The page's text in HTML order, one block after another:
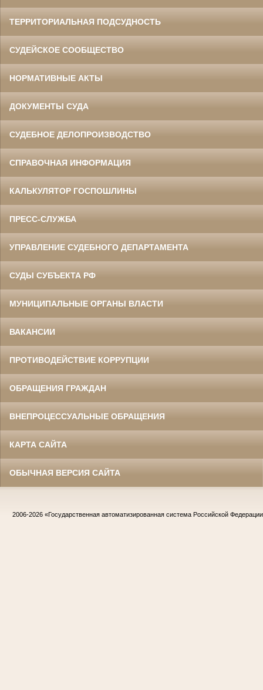
ТЕРРИТОРИАЛЬНАЯ ПОДСУДНОСТЬ
СУДЕЙСКОЕ СООБЩЕСТВО
НОРМАТИВНЫЕ АКТЫ
ДОКУМЕНТЫ СУДА
СУДЕБНОЕ ДЕЛОПРОИЗВОДСТВО
СПРАВОЧНАЯ ИНФОРМАЦИЯ
КАЛЬКУЛЯТОР ГОСПОШЛИНЫ
ПРЕСС-СЛУЖБА
УПРАВЛЕНИЕ СУДЕБНОГО ДЕПАРТАМЕНТА
СУДЫ СУБЪЕКТА РФ
МУНИЦИПАЛЬНЫЕ ОРГАНЫ ВЛАСТИ
ВАКАНСИИ
ПРОТИВОДЕЙСТВИЕ КОРРУПЦИИ
ОБРАЩЕНИЯ ГРАЖДАН
ВНЕПРОЦЕССУАЛЬНЫЕ ОБРАЩЕНИЯ
КАРТА САЙТА
ОБЫЧНАЯ ВЕРСИЯ САЙТА
2006-2026 «Государственная автоматизированная система Российской